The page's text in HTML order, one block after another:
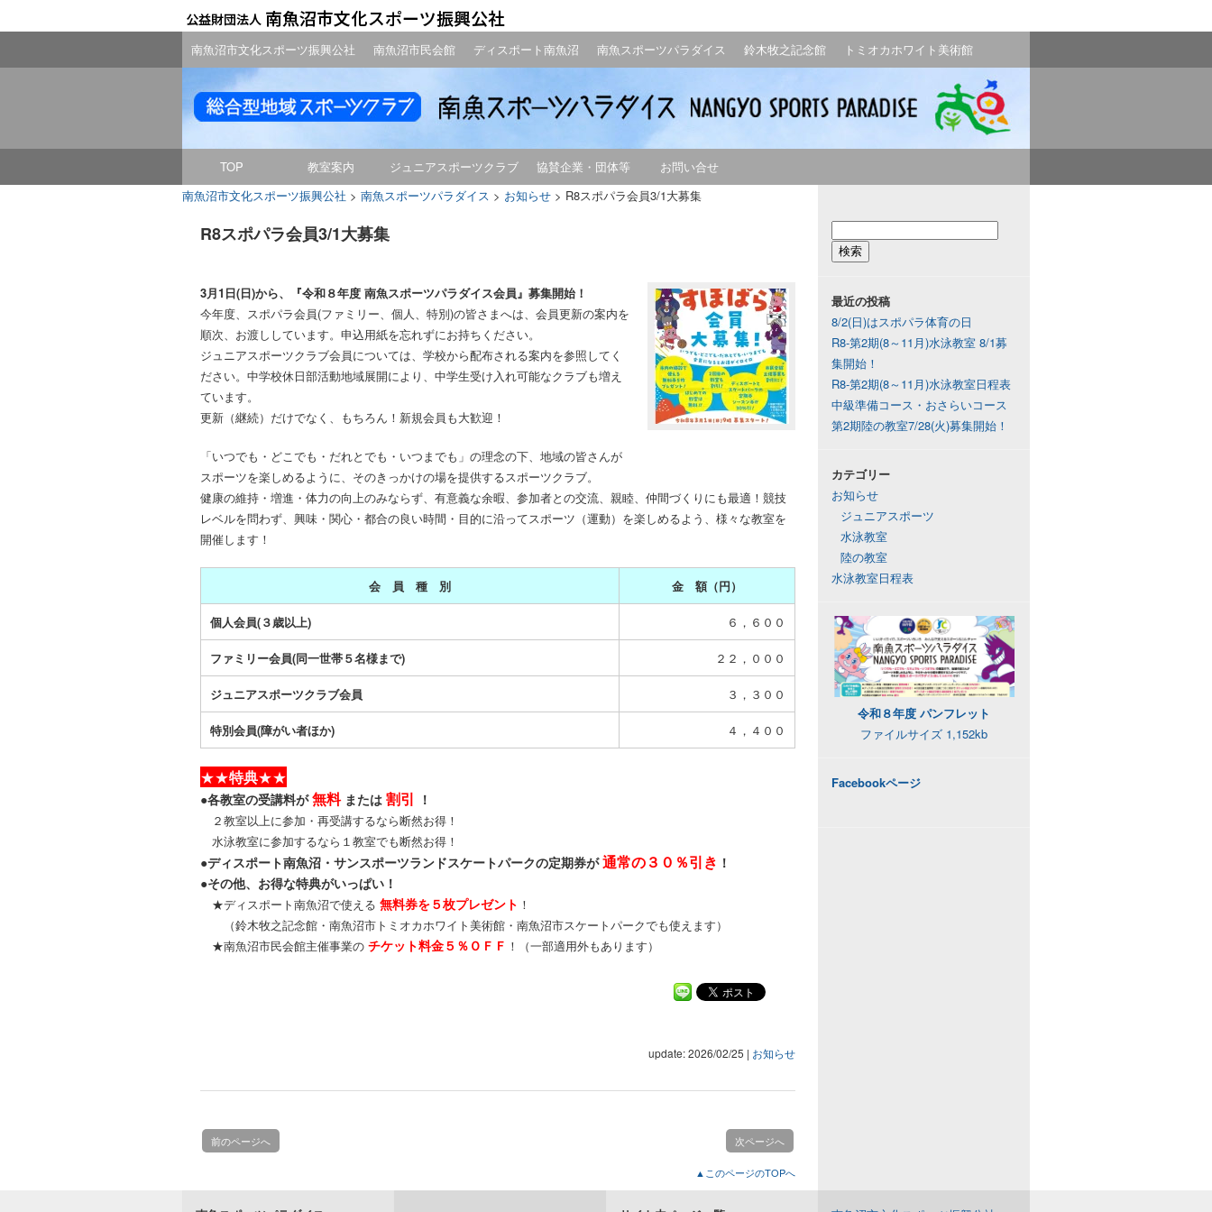
南魚沼市文化スポーツ振興公社 南魚沼市民会館 ディスポート南魚沼 南魚スポーツパラダイス 鈴木牧之記念館 トミオカホワイト美術館
TOP 教室案内 ジュニアスポーツクラブ 協賛企業・団体等
お問い合せ
南魚沼市文化スポーツ振興公社 > 南魚スポーツパラダイス > お知らせ > R8スポパラ会員3/1大募集
R8スポパラ会員3/1大募集
3月1日(日)から、『令和８年度 南魚スポーツパラダイス会員』募集開始！
今年度、スポパラ会員(ファミリー、個人、特別)の皆さまへは、会員更新の案内を
順次、お渡ししています。申込用紙を忘れずにお持ちください。
ジュニアスポーツクラブ会員については、学校から配布される案内を参照してく
ださい。中学校休日部活動地域展開により、中学生受け入れ可能なクラブも増え
ています。
更新（継続）だけでなく、もちろん！新規会員も大歓迎！
「いつでも・どこでも・だれとでも・いつまでも」の理念の下、地域の皆さんが
スポーツを楽しめるように、そのきっかけの場を提供するスポーツクラブ。
健康の維持・増進・体力の向上のみならず、有意義な余暇、参加者との交流、親睦、仲間づくりにも最適！競技
レベルを問わず、興味・関心・都合の良い時間・目的に沿ってスポーツ（運動）を楽しめるよう、様々な教室を
開催します！
会 員 種 別 金 額（円）
個人会員(３歳以上) ６，６００
ファミリー会員(同一世帯５名様まで) ２２，０００
ジュニアスポーツクラブ会員 ３，３００
特別会員(障がい者ほか) ４，４００
★★特典★★
●各教室の受講料が 無料 または 割引 ！
２教室以上に参加・再受講するなら断然お得！
水泳教室に参加するなら１教室でも断然お得！
●ディスポート南魚沼・サンスポーツランドスケートパークの定期券が 通常の３０％引き ！
●その他、お得な特典がいっぱい！
★ディスポート南魚沼で使える 無料券を５枚プレゼント ！
（鈴木牧之記念館・南魚沼市トミオカホワイト美術館・南魚沼市スケートパークでも使えます）
★南魚沼市民会館主催事業の チケット料金５％ＯＦＦ ！（一部適用外もあります）
update: 2026/02/25 | お知らせ
前のページへ 次ページへ
最近の投稿
8/2(日)はスポパラ体育の日
R8-第2期(8～11月)水泳教室 8/1募
集開始！
R8-第2期(8～11月)水泳教室日程表
中級準備コース・おさらいコース
第2期陸の教室7/28(火)募集開始！
カテゴリー
お知らせ
ジュニアスポーツ
水泳教室
陸の教室
水泳教室日程表
令和８年度 パンフレット
ファイルサイズ 1,152kb
Facebookページ
▲このページのTOPへ